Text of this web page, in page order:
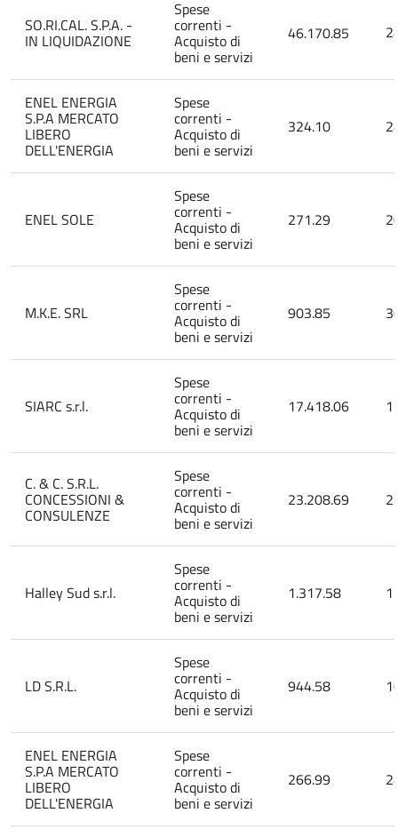
SO.RI.CAL. S.P.A. -
IN LIQUIDAZIONE
Spese
correnti -
Acquisto di
beni e servizi
46.170.85
ENEL ENERGIA
S.P.A MERCATO
LIBERO
DELL'ENERGIA
Spese
correnti -
Acquisto di
beni e servizi
324.10
ENEL SOLE
Spese
correnti -
Acquisto di
beni e servizi
271.29
M.K.E. SRL
Spese
correnti -
Acquisto di
beni e servizi
903.85
SIARC s.r.l.
Spese
correnti -
Acquisto di
beni e servizi
17.418.06
C. & C. S.R.L.
CONCESSIONI &
CONSULENZE
Spese
correnti -
Acquisto di
beni e servizi
23.208.69
Halley Sud s.r.l.
Spese
correnti -
Acquisto di
beni e servizi
1.317.58
LD S.R.L.
Spese
correnti -
Acquisto di
beni e servizi
944.58
ENEL ENERGIA
S.P.A MERCATO
LIBERO
DELL'ENERGIA
Spese
correnti -
Acquisto di
beni e servizi
266.99